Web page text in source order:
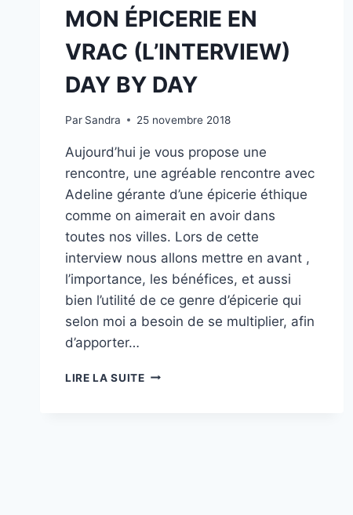
MON ÉPICERIE EN
VRAC (L’INTERVIEW)
DAY BY DAY
Par Sandra 25 novembre 2018
Aujourd’hui je vous propose une
rencontre, une agréable rencontre avec
Adeline gérante d’une épicerie éthique
comme on aimerait en avoir dans
toutes nos villes. Lors de cette
interview nous allons mettre en avant ,
l’importance, les bénéfices, et aussi
bien l’utilité de ce genre d’épicerie qui
selon moi a besoin de se multiplier, afin
d’apporter…
LIRE LA SUITEMON